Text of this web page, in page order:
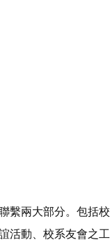
繫兩大部分。包括校
活動、校系友會之工